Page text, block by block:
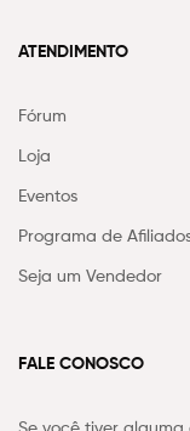
ATENDIMENTO
Fórum
Loja
Eventos
Programa de
Seja um Vendedor
FALE CONOSCO